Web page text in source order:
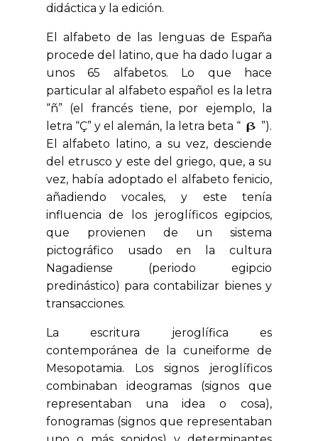
didáctica y la edición.
El alfabeto de las lenguas de España
procede del latino, que ha dado lugar a
unos 65 alfabetos. Lo que hace
particular al alfabeto español es la letra
“ñ” (el francés tiene, por ejemplo, la
letra “Ç” y el alemán, la letra beta “
”).
El alfabeto latino, a su vez, desciende
del etrusco y este del griego, que, a su
vez, había adoptado el alfabeto fenicio,
añadiendo vocales, y este tenía
influencia de los jeroglíficos egipcios,
que provienen de un sistema
pictográfico usado en la cultura
Nagadiense (periodo egipcio
predinástico) para contabilizar bienes y
transacciones.
La escritura jeroglífica es
contemporánea de la cuneiforme de
Mesopotamia. Los signos jeroglíficos
combinaban ideogramas (signos que
representaban una idea o cosa),
fonogramas (signos que representaban